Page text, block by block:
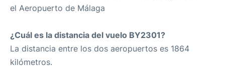
el Aeropuerto de Málaga
¿Cuál es la distancia del vuelo BY2301?
La distancia entre los dos aeropuertos es 1864
kilómetros.